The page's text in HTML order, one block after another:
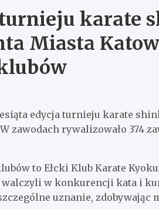
karate
Miasta
edycja turnieju karate
zawodach rywalizowało 374
to Ełcki Klub Karate
walczyli w konkurencji kata i
uznanie,